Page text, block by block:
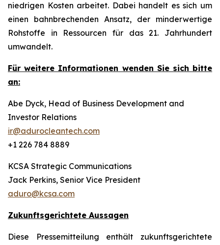
niedrigen Kosten arbeitet. Dabei handelt es sich um
einen bahnbrechenden Ansatz, der minderwertige
Rohstoffe in Ressourcen für das 21. Jahrhundert
umwandelt.
Für weitere Informationen wenden Sie sich bitte
an:
Abe Dyck, Head of Business Development and
Investor Relations
ir@adurocleantech.com
+1 226 784 8889
KCSA Strategic Communications
Jack Perkins, Senior Vice President
aduro@kcsa.com
Zukunftsgerichtete Aussagen
Diese Pressemitteilung enthält zukunftsgerichtete